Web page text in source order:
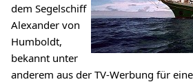
dem Segelschiff
Alexander von
Humboldt,
bekannt unter
anderem aus der TV-Werbung für